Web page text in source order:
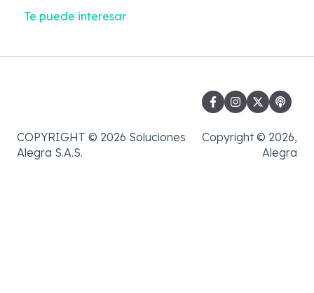
Te puede interesar
COPYRIGHT © 2026 Soluciones
Alegra S.A.S.
Copyright © 2026,
Alegra